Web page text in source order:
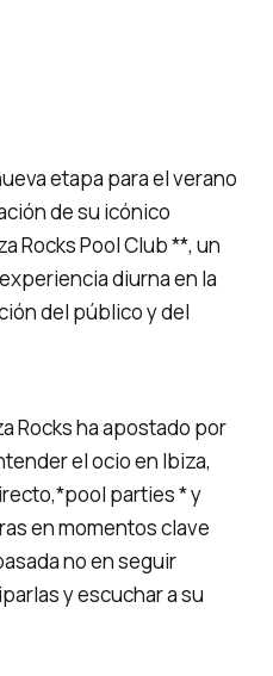
etapa para el verano
de su icónico
Rocks Pool Club **, un
diurna en la
del público y del
Rocks ha apostado por
el ocio en Ibiza,
parties * y
en momentos clave
no en seguir
y escuchar a su